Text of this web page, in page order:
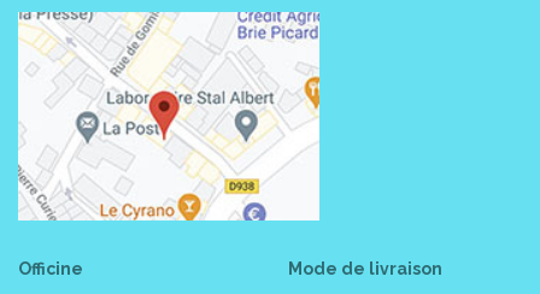
Officine Mode de livraison